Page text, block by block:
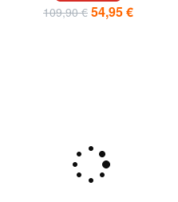
109,90 € 54,95 €